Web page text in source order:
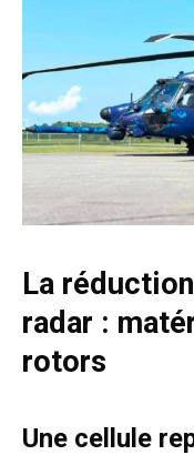
La
radar :
rotors
Une cellule